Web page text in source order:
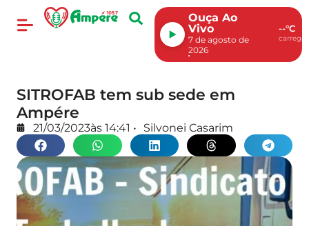
Ouça Ao
Vivo
7 de agosto de
2026
--°C
SITROFAB tem sub sede em
Ampére
21/03/2023às 14:41 • Silvonei Casarim